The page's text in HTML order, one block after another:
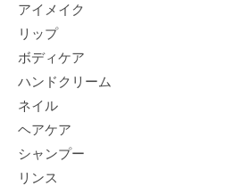
アイメイク
リップ
ボディケア
ハンドクリーム
ネイル
ヘアケア
シャンプー
リンス